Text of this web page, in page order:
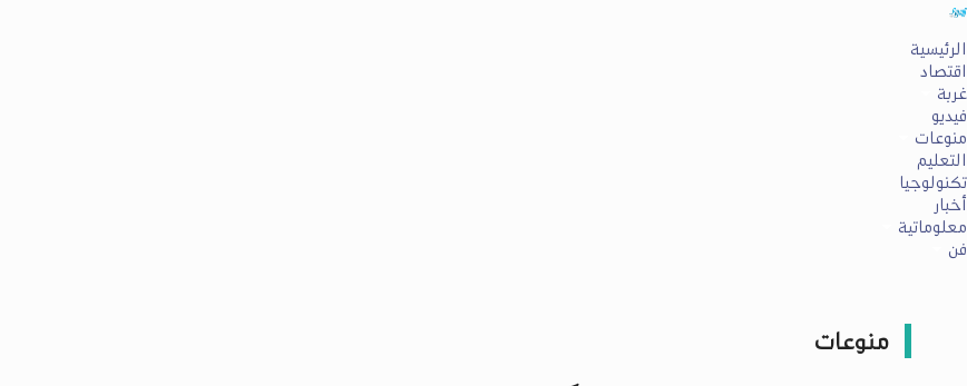
الرئيسية
اقتصاد
غربة
فيديو
منوعات
التعليم
تكنولوجيا
أخبار
معلوماتية
فن
منوعات